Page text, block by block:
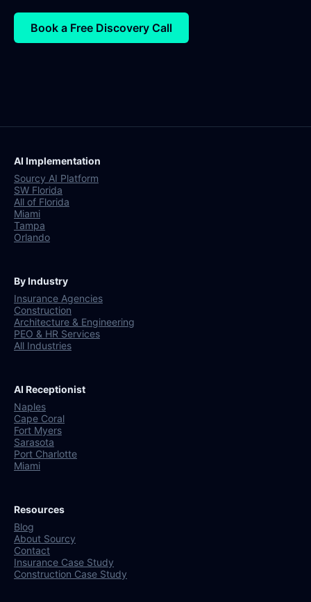
Book a Free Discovery Call
AI Implementation
Sourcy AI Platform
SW Florida
All of Florida
Miami
Tampa
Orlando
By Industry
Insurance Agencies
Construction
Architecture & Engineering
PEO & HR Services
All Industries
AI Receptionist
Naples
Cape Coral
Fort Myers
Sarasota
Port Charlotte
Miami
Resources
Blog
About Sourcy
Contact
Insurance Case Study
Construction Case Study